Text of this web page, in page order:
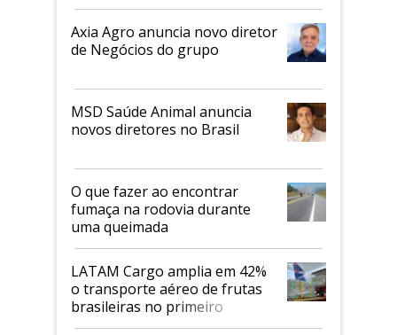
Axia Agro anuncia novo diretor
de Negócios do grupo
MSD Saúde Animal anuncia
novos diretores no Brasil
O que fazer ao encontrar
fumaça na rodovia durante
uma queimada
LATAM Cargo amplia em 42%
o transporte aéreo de frutas
brasileiras no primeiro
semestre